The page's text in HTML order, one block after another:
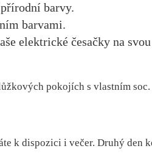
barvy.
barvami.
elektrické česačky na
pokojích s vlastním
k dispozici i večer. Druhý den